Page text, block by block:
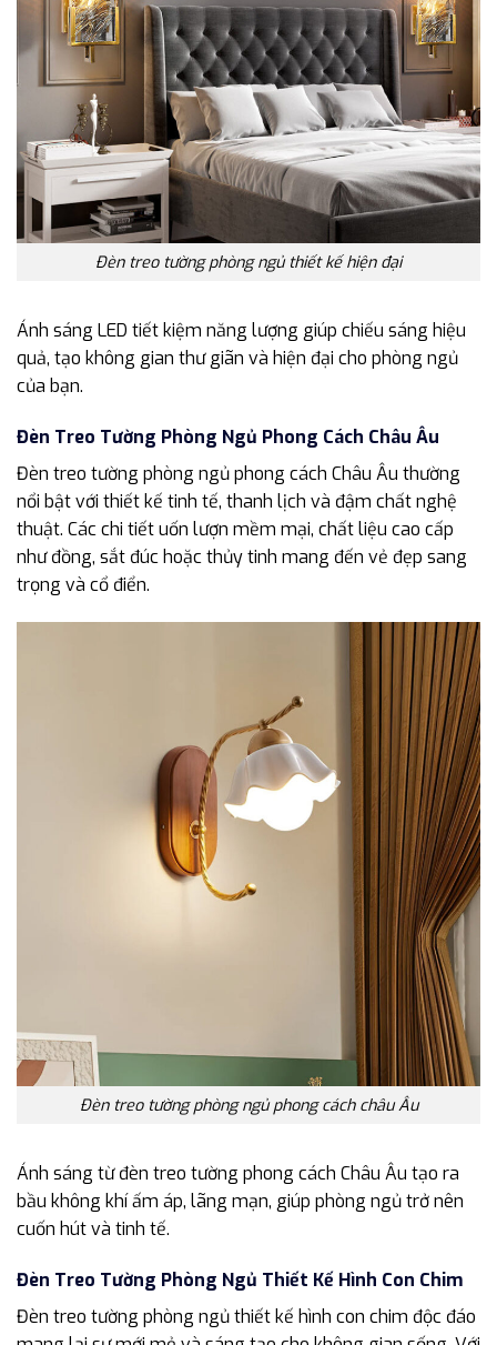
Đèn treo tường phòng ngủ thiết kế hiện đại
Ánh sáng LED tiết kiệm năng lượng giúp chiếu sáng hiệu
quả, tạo không gian thư giãn và hiện đại cho phòng ngủ
của bạn.
Đèn Treo Tường Phòng Ngủ Phong Cách Châu Âu
Đèn treo tường phòng ngủ phong cách Châu Âu thường
nổi bật với thiết kế tinh tế, thanh lịch và đậm chất nghệ
thuật. Các chi tiết uốn lượn mềm mại, chất liệu cao cấp
như đồng, sắt đúc hoặc thủy tinh mang đến vẻ đẹp sang
trọng và cổ điển.
Đèn treo tường phòng ngủ phong cách châu Âu
Ánh sáng từ đèn treo tường phong cách Châu Âu tạo ra
bầu không khí ấm áp, lãng mạn, giúp phòng ngủ trở nên
cuốn hút và tinh tế.
Đèn Treo Tường Phòng Ngủ Thiết Kế Hình Con Chim
Đèn treo tường phòng ngủ thiết kế hình con chim độc đáo